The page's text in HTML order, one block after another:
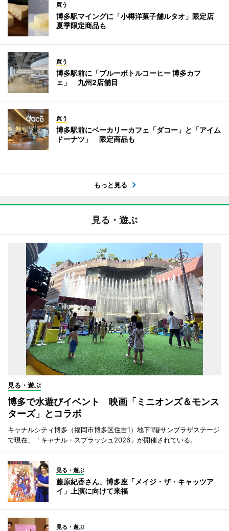
買う
博多駅マイングに「小樽洋菓子舗ルタオ」限定店
夏季限定商品も
買う
博多駅前に「ブルーボトルコーヒー 博多カフ
ェ」 九州2店舗目
買う
博多駅前にベーカリーカフェ「ダコー」と「アイム
ドーナツ」 限定商品も
もっと見る
見る・遊ぶ
見る・遊ぶ
博多で水遊びイベント 映画「ミニオンズ＆モンス
ターズ」とコラボ
キャナルシティ博多（福岡市博多区住吉1）地下1階サンプラザステージ
で現在、「キャナル・スプラッシュ2026」が開催されている。
見る・遊ぶ
藤原紀香さん、博多座「メイジ・ザ・キャッツア
イ」上演に向けて来福
見る・遊ぶ